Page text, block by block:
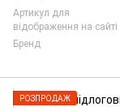
Артикул для
відображення на сайті
Бренд
РОЗПРОДАЖ